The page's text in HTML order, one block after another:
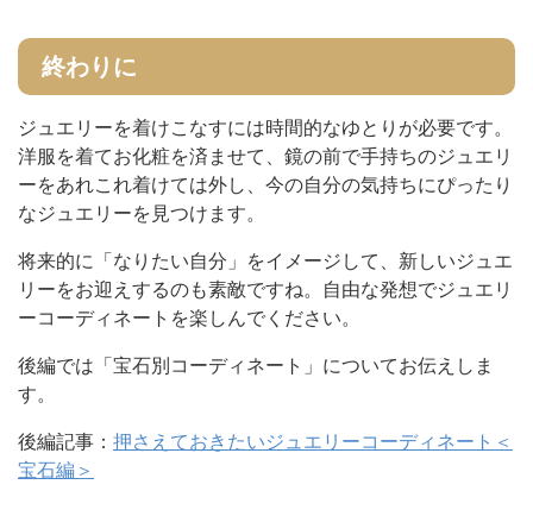
終わりに
ジュエリーを着けこなすには時間的なゆとりが必要です。
洋服を着てお化粧を済ませて、鏡の前で手持ちのジュエリ
ーをあれこれ着けては外し、今の自分の気持ちにぴったり
なジュエリーを見つけます。
将来的に「なりたい自分」をイメージして、新しいジュエ
リーをお迎えするのも素敵ですね。自由な発想でジュエリ
ーコーディネートを楽しんでください。
後編では「宝石別コーディネート」についてお伝えしま
す。
後編記事： 押さえておきたいジュエリーコーディネート＜
宝石編＞